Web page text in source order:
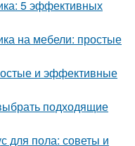
5 эффективных
на мебели: простые
и эффективные
подходящие
для пола: советы и